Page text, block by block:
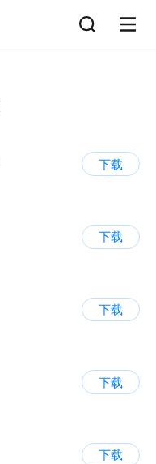
下载
下载
下载
下载
下载